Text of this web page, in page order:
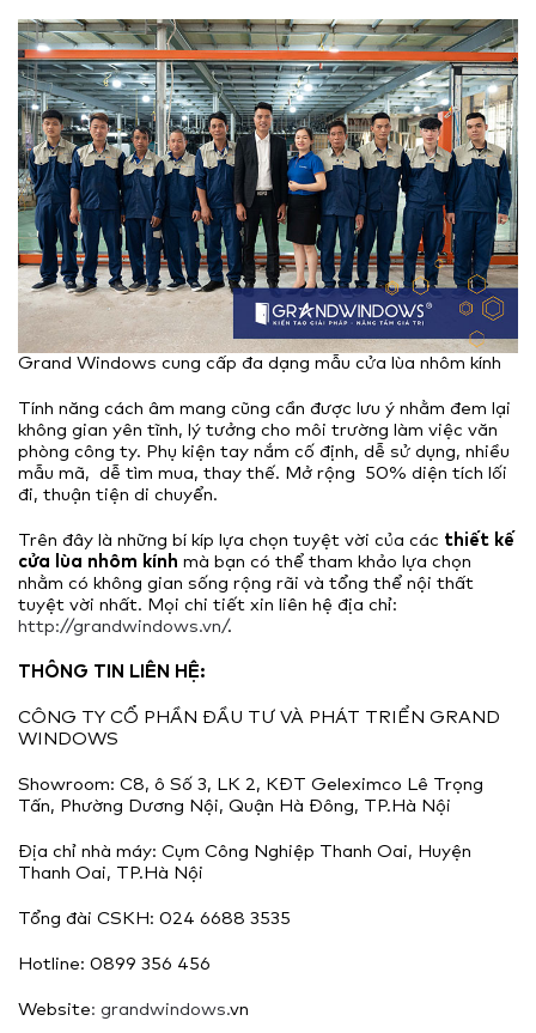
Grand Windows cung cấp đa dạng mẫu cửa lùa nhôm kính
Tính năng cách âm mang cũng cần được lưu ý nhằm đem lại
không gian yên tĩnh, lý tưởng cho môi trường làm việc văn
phòng công ty. Phụ kiện tay nắm cố định, dễ sử dụng, nhiều
mẫu mã, dễ tìm mua, thay thế. Mở rộng 50% diện tích lối
đi, thuận tiện di chuyển.
Trên đây là những bí kíp lựa chọn tuyệt vời của các thiết kế
cửa lùa nhôm kính mà bạn có thể tham khảo lựa chọn
nhằm có không gian sống rộng rãi và tổng thể nội thất
tuyệt vời nhất. Mọi chi tiết xin liên hệ địa chỉ:
http://grandwindows.vn/.
THÔNG TIN LIÊN HỆ:
CÔNG TY CỔ PHẦN ĐẦU TƯ VÀ PHÁT TRIỂN GRAND
WINDOWS
Showroom: C8, ô Số 3, LK 2, KĐT Geleximco Lê Trọng
Tấn, Phường Dương Nội, Quận Hà Đông, TP.Hà Nội
Địa chỉ nhà máy: Cụm Công Nghiệp Thanh Oai, Huyện
Thanh Oai, TP.Hà Nội
Tổng đài CSKH: 024 6688 3535
Hotline: 0899 356 456
Website: grandwindows.vn